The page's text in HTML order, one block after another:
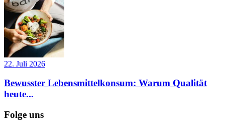
22. Juli 2026
Bewusster Lebensmittelkonsum: Warum Qualität
heute...
Folge uns